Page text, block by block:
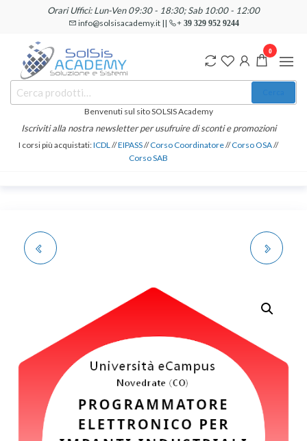
contenuto
Orari Uffici: Lun-Ven 09:30 - 18:30; Sab 10:00 - 12:00
info@solsisacademy.it || + 39 329 952 9244
SOLSIS
Academy
Corsi e
Certificazioni
Linguistiche
Benvenuti sul sito SOLSIS Academy
Iscriviti alla nostra newsletter per usufruire di sconti e promozioni
I corsi più acquistati:ICDL//EIPASS//Corso Coordinatore//Corso OSA//
Corso SAB
0
CREATIVE IN AMBITO
SCOLASTICO